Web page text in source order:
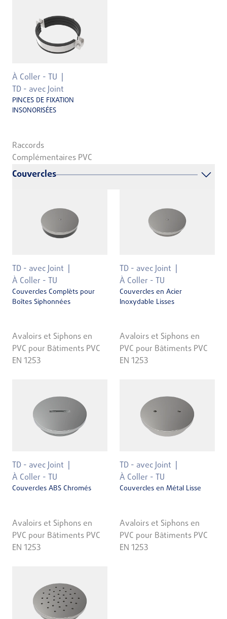
À Coller - TU
TD - avec Joint
PINCES DE FIXATION
INSONORISÉES
Raccords
Complémentaires PVC
Couvercles
TD - avec Joint
À Coller - TU
Couvercles Complèts pour
Boîtes Siphonnées
Avaloirs et Siphons en
PVC pour Bâtiments PVC
EN 1253
TD - avec Joint
À Coller - TU
Couvercles en Acier
Inoxydable Lisses
Avaloirs et Siphons en
PVC pour Bâtiments PVC
EN 1253
TD - avec Joint
À Coller - TU
Couvercles ABS Chromés
Avaloirs et Siphons en
PVC pour Bâtiments PVC
EN 1253
TD - avec Joint
À Coller - TU
Couvercles en Métal Lisse
Avaloirs et Siphons en
PVC pour Bâtiments PVC
EN 1253